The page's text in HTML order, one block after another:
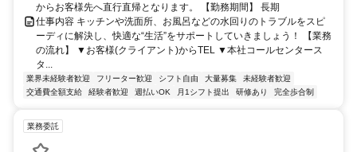
からお客様先へ直行直帰となります。 【勤務期間】 長期
仕事内容 キッチンや洗面所、お風呂などの水回りのトラブルをスピ
ーディに解決し、快適な“生活”をサポートしていきましょう！ 【業務
の流れ】 ▼お客様(クライアント)からTEL ▼本社コールセンタース
タ...
業界未経験者歓迎 フリーター歓迎 シフト自由 大量募集
未経験者歓迎
交通費全額支給
経験者歓迎 週払いOK 月1シフト提出 研修あり 完全歩合制
業務委託